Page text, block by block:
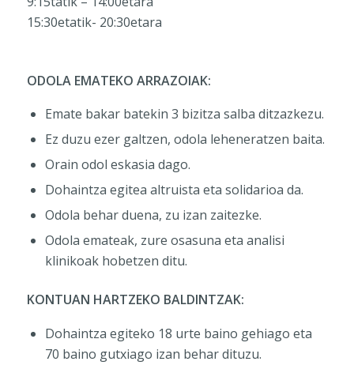
15:30etatik- 20:30etara
ODOLA EMATEKO ARRAZOIAK:
Emate bakar batekin 3 bizitza salba ditzazkezu.
Ez duzu ezer galtzen, odola leheneratzen baita.
Orain odol eskasia dago.
Dohaintza egitea altruista eta solidarioa da.
Odola behar duena, zu izan zaitezke.
Odola emateak, zure osasuna eta analisi
klinikoak hobetzen ditu.
KONTUAN HARTZEKO BALDINTZAK:
Dohaintza egiteko 18 urte baino gehiago eta
70 baino gutxiago izan behar dituzu.